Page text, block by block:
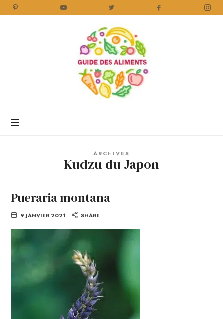
Aliments
ARCHIVES
Kudzu du Japon
Pueraria montana
9 JANVIER 2021 SHARE